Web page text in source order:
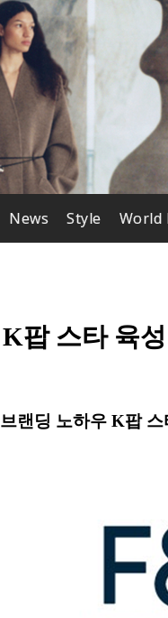
News Style World
팝 스타 육
랜딩 노하우 K팝